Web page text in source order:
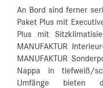
An Bord sind ferner
Paket Plus mit
Plus mit
MANUFAKTUR
MANUFAKTUR
Nappa in tiefweiß/
Umfänge bieten